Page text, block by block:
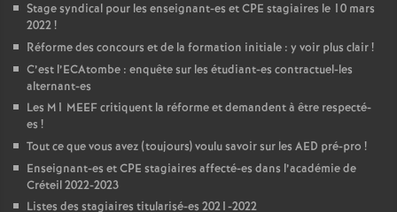
Stage syndical pour les enseignant-es etCPE stagiaires le 10 mars
2022!
Réforme des concours et de la formation initiale : y voir plus clair!
C’est l’ECAtombe : enquête sur les étudiant-es contractuel-les
alternant-es
Les M1 MEEFcritiquent la réforme et demandent à être respecté-
es !
Tout ce que vous avez (toujours) voulu savoir sur les AED pré-pro !
Enseignant-es etCPE stagiaires affecté-es dans l’académie de
Créteil 2022-2023
Listes des stagiaires titularisé-es 2021-2022